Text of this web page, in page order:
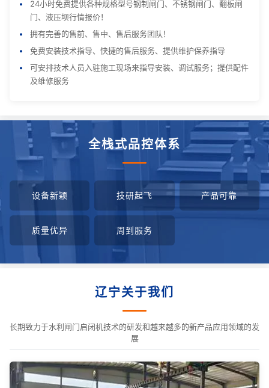
24小时免费提供各种规格型号钢制闸门、不锈钢闸门、翻板闸
门、液压坝行情报价！
拥有完善的售前、售中、售后服务团队！
免费安装技术指导、快捷的售后服务、提供维护保养指导
可安排技术人员入驻施工现场来指导安装、调试服务；提供配件
及维修服务
全栈式品控体系
设备新颖 技研起飞 产品可靠
质量优异 周到服务
辽宁关于我们
长期致力于水利闸门启闭机技术的研发和越来越多的新产品应用领域的发
展